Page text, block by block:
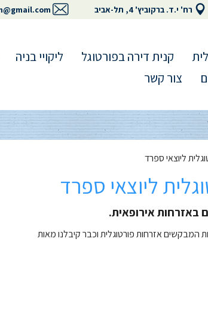
רח' י.ד. ברקוביץ' 4, תל-אביב
קנית דירה בפורטוגל ליקויי בניה
צור קשר
ליוצאי ספרד
ליוצאי ספרד
באזרחות אירופאית.
הוא הוותיק והמומחה בתחום. אנו מייצגים יותר מ3000 לקוחות המבקשים אזרחות פורטוגלית וכבר קיבלנו מאות